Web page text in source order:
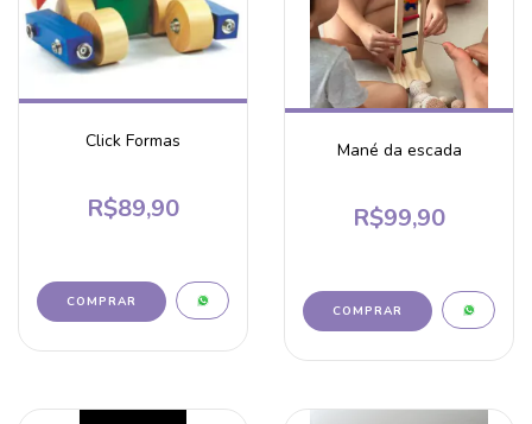
Click Formas
R$89,90
Mané da escada
R$99,90